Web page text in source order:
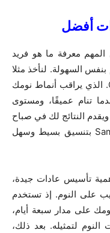
أفضل
معرفة ما هو فريد
السهولة. لنأخذ مثلا
مستشعر BioActive من Galaxy Watch. الذي يراقب أنماط نومك
تنام عميقًا، ومستوى
النتائج لك في صباح
اليوم التالي في تطبيق Samsung Health بتنسيق بسيط وسهل
تأسيس عادات جيدة،
على النوم. إذ تستخدم
على مدار سبعة أيام،
النوم لتمثيله. بعد ذلك،